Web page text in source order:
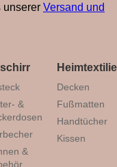
&
&
Decken
Fußmatten
Handtücher
Kissen
unserer Versand und